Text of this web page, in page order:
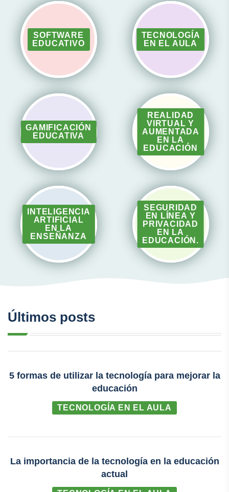
SOFTWARE
EDUCATIVO
TECNOLOGÍA
EN EL AULA
GAMIFICACIÓN
EDUCATIVA
REALIDAD
VIRTUAL Y
AUMENTADA
EN LA
EDUCACIÓN
INTELIGENCIA
ARTIFICIAL
EN LA
ENSEÑANZA
SEGURIDAD
EN LÍNEA Y
PRIVACIDAD
EN LA
EDUCACIÓN.
Últimos posts
5 formas de utilizar la tecnología para mejorar la
educación
TECNOLOGÍA EN EL AULA
La importancia de la tecnología en la educación
actual